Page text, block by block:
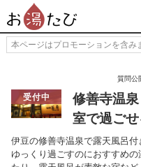
本ページはプロモーションを含み
質問公
受付中
修善寺温
室で過ご
伊豆の修善寺温泉で露天風呂
ゆっくり過ごすのにおすすめ